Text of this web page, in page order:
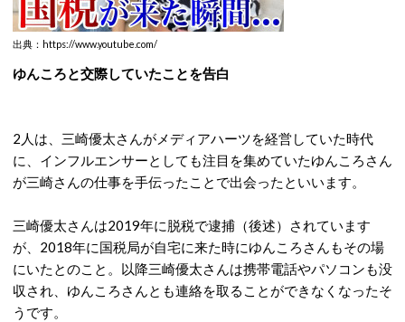
出典：https://www.youtube.com/
ゆんころと交際していたことを告白
2人は、三崎優太さんがメディアハーツを経営していた時代
に、インフルエンサーとしても注目を集めていたゆんころさん
が三崎さんの仕事を手伝ったことで出会ったといいます。
三崎優太さんは2019年に脱税で逮捕（後述）されています
が、2018年に国税局が自宅に来た時にゆんころさんもその場
にいたとのこと。以降三崎優太さんは携帯電話やパソコンも没
収され、ゆんころさんとも連絡を取ることができなくなったそ
うです。